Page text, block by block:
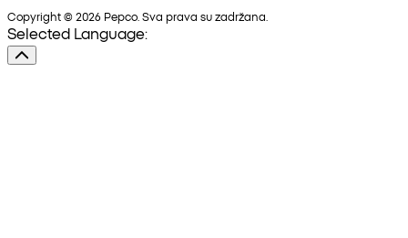
Copyright © 2026 Pepco. Sva prava su zadržana.
Selected Language: